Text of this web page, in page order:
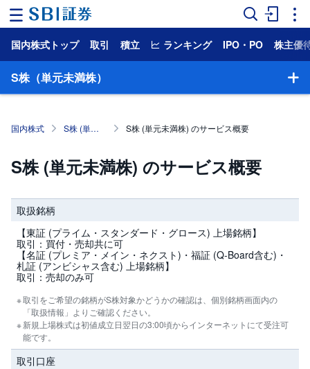
ー
ム
ケ
ッ
NISA
国
内
株
式
外
国
式
投
資
信
託
国内株式トップ 取引 積立 ランキング IPO・PO 株主優
S株（単元未満株）
国内株式 S株 (単元未満株) S株 (単元未満株) のサービス概要
S株 (単元未満株) のサービス概要
取扱銘柄
【東証 (プライム・スタンダード・グロース) 上場銘柄】
取引：買付・売却共に可
【名証 (プレミア・メイン・ネクスト)・福証 (Q-Board含む)・
札証 (アンビシャス含む) 上場銘柄】
取引：売却のみ可
取引をご希望の銘柄がS株対象かどうかの確認は、個別銘柄画面内の
「取扱情報」よりご確認ください。
新規上場株式は初値成立日翌日の3:00頃からインターネットにて受注可
能です。
取引口座